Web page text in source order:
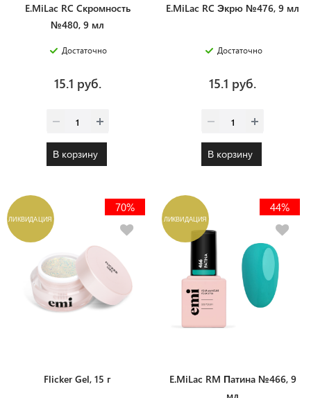
E.MiLac RC Cкромность
№480, 9 мл
Достаточно
15.1 руб.
В корзину
E.MiLac RC Экрю №476, 9 мл
Достаточно
15.1 руб.
В корзину
ЛИКВИДАЦИЯ
70%
Flicker Gel, 15 г
ЛИКВИДАЦИЯ
44%
E.MiLac RM Патина №466, 9